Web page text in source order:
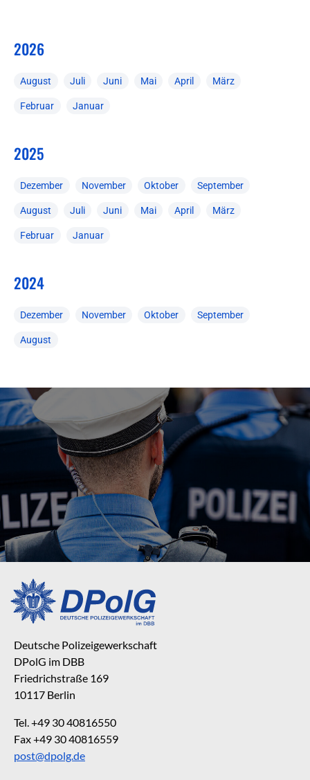
2026
August Juli Juni Mai April März
Februar Januar
2025
Dezember November Oktober September
August Juli Juni Mai April März
Februar Januar
2024
Dezember November Oktober September
August
Deutsche Polizeigewerkschaft
DPolG im DBB
Friedrichstraße 169
10117 Berlin
Tel. +49 30 40816550
Fax +49 30 40816559
post@dpolg.de